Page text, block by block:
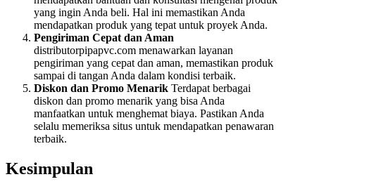
yang ingin Anda beli. Hal ini memastikan Anda
mendapatkan produk yang tepat untuk proyek Anda.
Pengiriman Cepat dan Aman
distributorpipapvc.com menawarkan layanan
pengiriman yang cepat dan aman, memastikan produk
sampai di tangan Anda dalam kondisi terbaik.
Diskon dan Promo Menarik Terdapat berbagai
diskon dan promo menarik yang bisa Anda
manfaatkan untuk menghemat biaya. Pastikan Anda
selalu memeriksa situs untuk mendapatkan penawaran
terbaik.
Kesimpulan